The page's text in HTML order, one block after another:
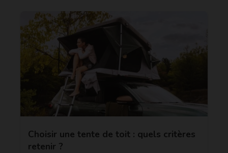
Choisir une tente de toit : quels critères
retenir ?